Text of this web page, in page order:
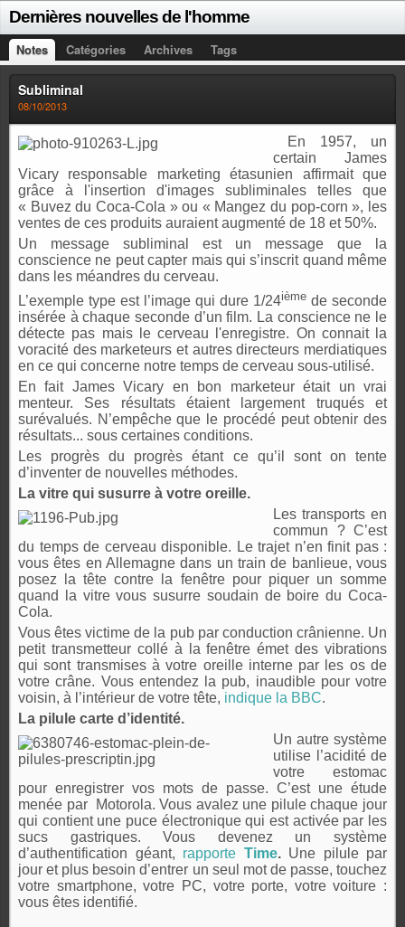
Dernières nouvelles de l'homme
Notes Catégories Archives Tags
Subliminal
08/10/2013
En 1957, un
certain James
Vicary responsable marketing étasunien affirmait que
grâce à l'insertion d'images subliminales telles que
« Buvez du Coca-Cola » ou « Mangez du pop-corn », les
ventes de ces produits auraient augmenté de 18 et 50%.
Un message subliminal est un message que la
conscience ne peut capter mais qui s’inscrit quand même
dans les méandres du cerveau.
L’exemple type est l’image qui dure 1/24ième de seconde
insérée à chaque seconde d’un film. La conscience ne le
détecte pas mais le cerveau l'enregistre. On connait la
voracité des marketeurs et autres directeurs merdiatiques
en ce qui concerne notre temps de cerveau sous-utilisé.
En fait James Vicary en bon marketeur était un vrai
menteur. Ses résultats étaient largement truqués et
surévalués. N’empêche que le procédé peut obtenir des
résultats... sous certaines conditions.
Les progrès du progrès étant ce qu’il sont on tente
d’inventer de nouvelles méthodes.
La vitre qui susurre à votre oreille.
Les transports en
commun ? C’est
du temps de cerveau disponible. Le trajet n’en finit pas :
vous êtes en Allemagne dans un train de banlieue, vous
posez la tête contre la fenêtre pour piquer un somme
quand la vitre vous susurre soudain de boire du Coca-
Cola.
Vous êtes victime de la pub par conduction crânienne. Un
petit transmetteur collé à la fenêtre émet des vibrations
qui sont transmises à votre oreille interne par les os de
votre crâne. Vous entendez la pub, inaudible pour votre
voisin, à l’intérieur de votre tête, indique la BBC.
La pilule carte d’identité.
Un autre système
utilise l’acidité de
votre estomac
pour enregistrer vos mots de passe. C’est une étude
menée par Motorola. Vous avalez une pilule chaque jour
qui contient une puce électronique qui est activée par les
sucs gastriques. Vous devenez un système
d’authentification géant, rapporte Time.Une pilule par
jour et plus besoin d’entrer un seul mot de passe, touchez
votre smartphone, votre PC, votre porte, votre voiture :
vous êtes identifié.